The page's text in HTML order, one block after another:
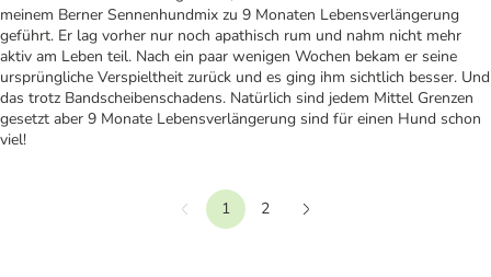
meinem Berner Sennenhundmix zu 9 Monaten Lebensverlängerung
geführt. Er lag vorher nur noch apathisch rum und nahm nicht mehr
aktiv am Leben teil. Nach ein paar wenigen Wochen bekam er seine
ursprüngliche Verspieltheit zurück und es ging ihm sichtlich besser. Und
das trotz Bandscheibenschadens. Natürlich sind jedem Mittel Grenzen
gesetzt aber 9 Monate Lebensverlängerung sind für einen Hund schon
viel!
Vorherige
1
2